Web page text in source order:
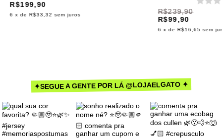
R$199,90
6 x de R$33,32 sem juros
R$239,90
R$99,90
6 x de R$16,65 sem
✦SEGUE A GENTE POR LÁ @LOJAELGATO ✦